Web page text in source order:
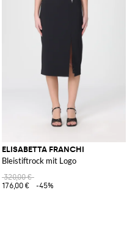
ELISABETTA FRANCHI
Bleistiftrock mit Logo
320,00 €
176,00 €
-45%